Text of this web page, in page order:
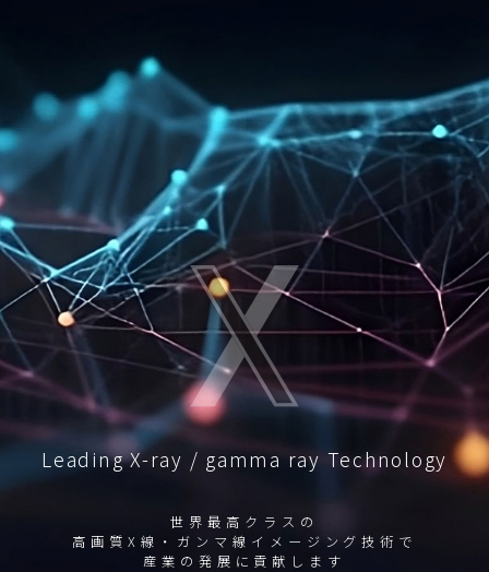
Leading X-ray / gamma ray Technology
世界最高クラスの
高画質X線・ガンマ線イメージング技術で
産業の発展に貢献します